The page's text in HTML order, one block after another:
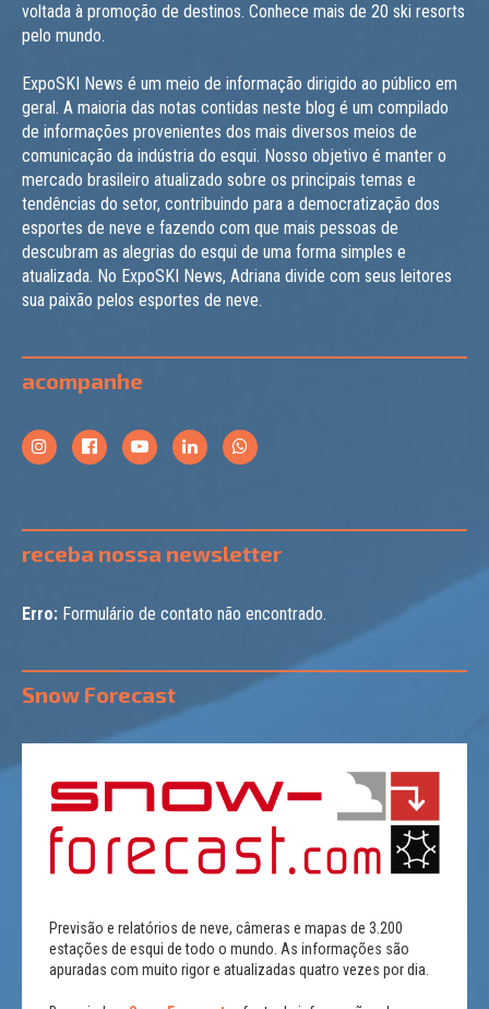
voltada à promoção de destinos. Conhece mais de 20 ski resorts
pelo mundo.
ExpoSKI News é um meio de informação dirigido ao público em
geral. A maioria das notas contidas neste blog é um compilado
de informações provenientes dos mais diversos meios de
comunicação da indústria do esqui. Nosso objetivo é manter o
mercado brasileiro atualizado sobre os principais temas e
tendências do setor, contribuindo para a democratização dos
esportes de neve e fazendo com que mais pessoas de
descubram as alegrias do esqui de uma forma simples e
atualizada. No ExpoSKI News, Adriana divide com seus leitores
sua paixão pelos esportes de neve.
acompanhe
receba nossa newsletter
Erro: Formulário de contato não encontrado.
Snow Forecast
Previsão e relatórios de neve, câmeras e mapas de 3.200
estações de esqui de todo o mundo. As informações são
apuradas com muito rigor e atualizadas quatro vezes por dia.